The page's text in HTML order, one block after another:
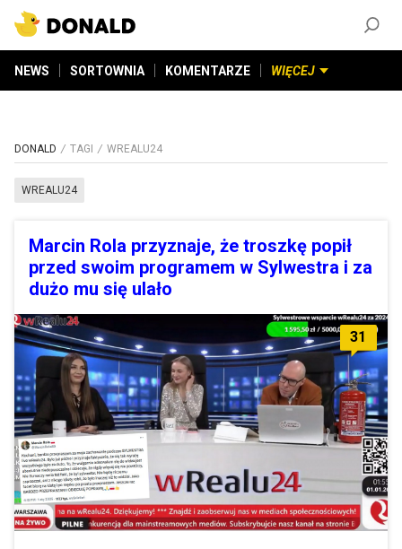
NEWS SORTOWNIA KOMENTARZE WIĘCEJ
DONALD TAGI WREALU24
WREALU24
Marcin Rola przyznaje, że troszkę popił
przed swoim programem w Sylwestra i za
dużo mu się ulało
31